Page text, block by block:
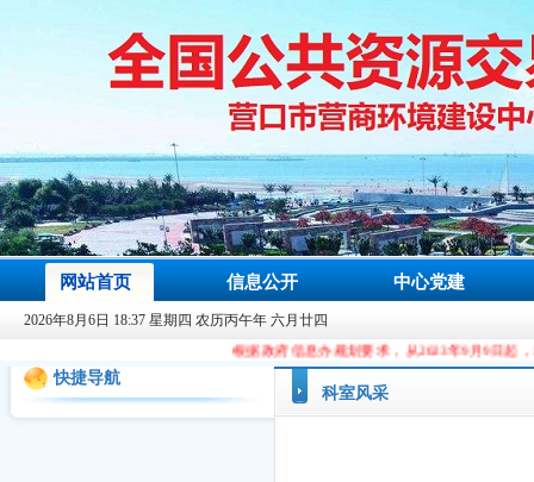
网站首页 信息公开 中心党建
2026年8月6日 18:37 星期四 农历丙午年 六月廿四
根据政府信息办规划要求，从2023年9月9日起，本站
快捷导航
科室风采